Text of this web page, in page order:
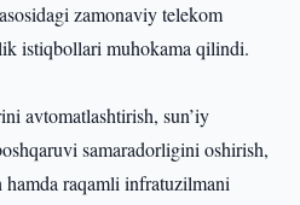
zamonaviy telekom
istiqbollari muhokama qilindi.
avtomatlashtirish, sun’iy
samaradorligini oshirish,
raqamli infratuzilmani